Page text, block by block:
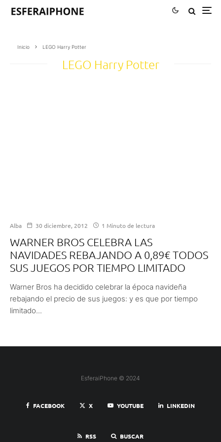
Inicio LEGO Harry Potter
LEGO Harry Potter
Alba 30 diciembre, 2012 1 Minuto de lectura
WARNER BROS CELEBRA LAS
NAVIDADES REBAJANDO A 0,89€ TODOS
SUS JUEGOS POR TIEMPO LIMITADO
Warner Bros ha decidido celebrar la época navideña
rebajando el precio de sus juegos: y es que por tiempo
limitado...
EsferaiPhone © 2024
FACEBOOK X YOUTUBE LINKEDIN
RSS BUSCAR